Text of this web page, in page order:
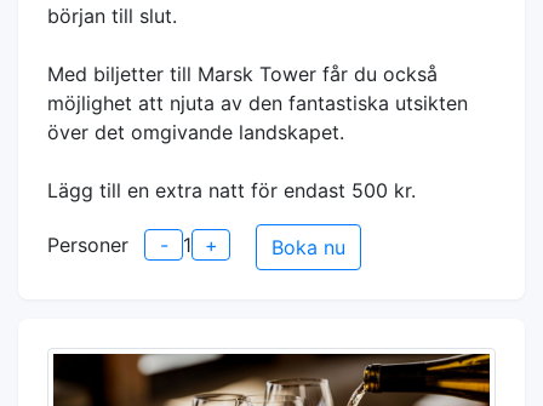
början till slut.
Med biljetter till Marsk Tower får du också
möjlighet att njuta av den fantastiska utsikten
över det omgivande landskapet.
Lägg till en extra natt för endast 500 kr.
Personer - 1 + Boka nu